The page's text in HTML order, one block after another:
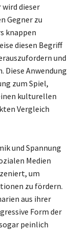
dieser
Gegner zu
knappen
diesen Begriff
und
Diese Anwendung
zum Spiel,
kulturellen
Vergleich
und Spannung
Medien
um
zu fördern.
aus ihrer
Form der
peinlich